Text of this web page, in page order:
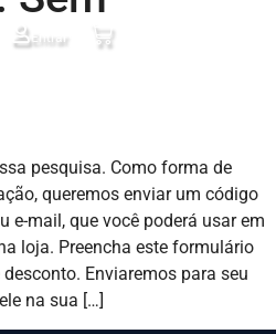
Entrar
pesquisa. Como forma de
queremos enviar um código
e-mail, que você poderá usar em
loja. Preencha este formulário
Enviaremos para seu
na sua […]